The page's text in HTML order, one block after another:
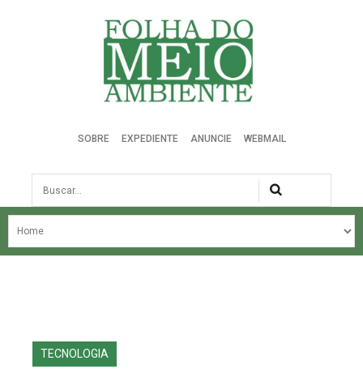
Folha do Meio Ambiente
SOBRE EXPEDIENTE ANUNCIE WEBMAIL
Busca
NOSSA HISTÓRIA
EDIÇÕES ANTERIORES
TECNOLOGIA